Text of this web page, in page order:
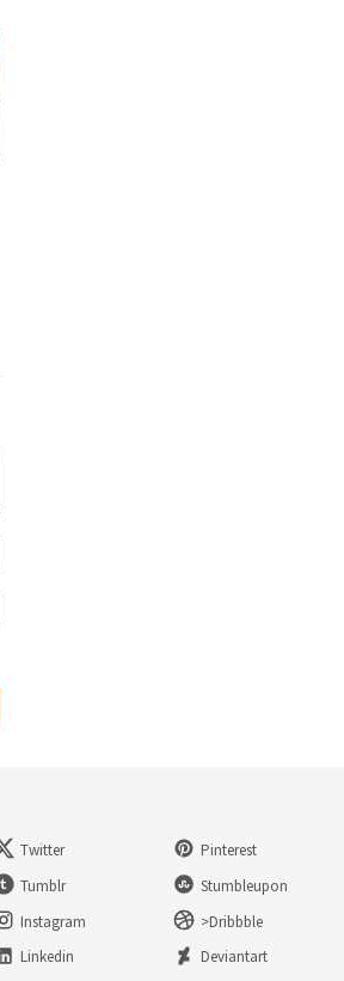
Twitter
Pinterest
Tumblr
Stumbleupon
Instagram
>Dribbble
Linkedin Deviantart